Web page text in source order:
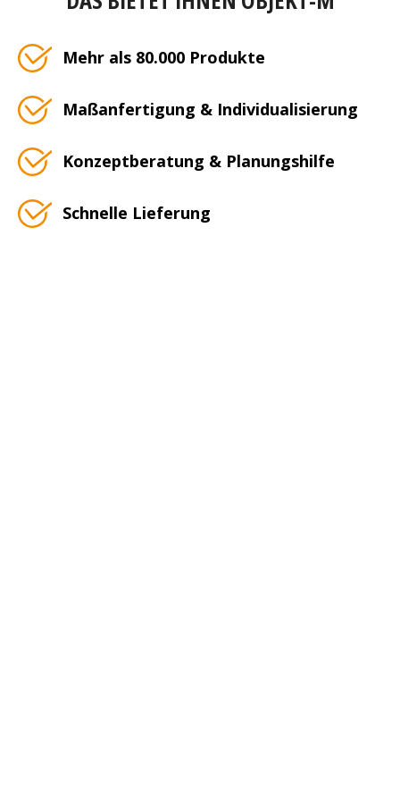
Mehr als 80.000 Produkte
Maßanfertigung & Individualisierung
Konzeptberatung & Planungshilfe
Schnelle Lieferung